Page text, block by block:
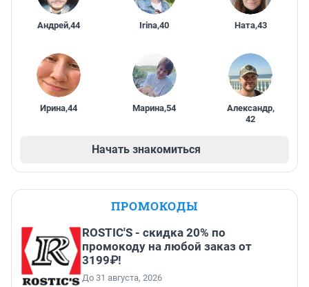
Андрей,44 Irina,40 Ната,43
Ирина,44 Марина,54 Александр,
42
Начать знакомиться
ПРОМОКОДЫ
ROSTIC'S - скидка 20% по
промокоду на любой заказ от
3199₽!
До 31 августа, 2026